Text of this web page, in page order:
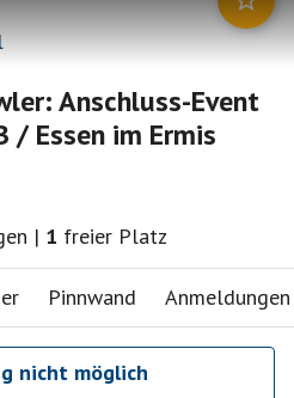
Anschluss-Event
/ Essen im Ermis
| 1 freier Platz
Pinnwand Anmeldungen
nicht möglich